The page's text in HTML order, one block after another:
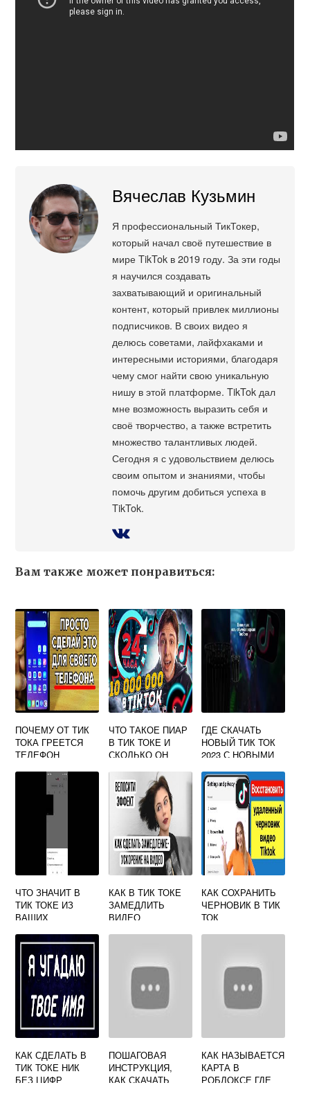
Вячеслав Кузьмин
Я профессиональный ТикТокер,
который начал своё путешествие в
мире TikTok в 2019 году. За эти годы
я научился создавать
захватывающий и оригинальный
контент, который привлек миллионы
подписчиков. В своих видео я
делюсь советами, лайфхаками и
интересными историями, благодаря
чему смог найти свою уникальную
нишу в этой платформе. TikTok дал
мне возможность выразить себя и
своё творчество, а также встретить
множество талантливых людей.
Сегодня я с удовольствием делюсь
своим опытом и знаниями, чтобы
помочь другим добиться успеха в
TikTok.
Вам также может понравиться:
ПОЧЕМУ ОТ ТИК
ТОКА ГРЕЕТСЯ
ТЕЛЕФОН
ЧТО ТАКОЕ ПИАР
В ТИК ТОКЕ И
СКОЛЬКО ОН
ГДЕ СКАЧАТЬ
НОВЫЙ ТИК ТОК
2023 С НОВЫМИ
БЕСПЛАТНО НА
АНДРОИД
ЧТО ЗНАЧИТ В
ТИК ТОКЕ ИЗ
ВАШИХ
КАК В ТИК ТОКЕ
ЗАМЕДЛИТЬ
ВИДЕО
КАК СОХРАНИТЬ
ЧЕРНОВИК В ТИК
ТОК
КАК СДЕЛАТЬ В
ТИК ТОКЕ НИК
БЕЗ ЦИФР
ПОШАГОВАЯ
ИНСТРУКЦИЯ,
КАК СКАЧАТЬ
КАК НАЗЫВАЕТСЯ
КАРТА В
РОБЛОКСЕ ГДЕ